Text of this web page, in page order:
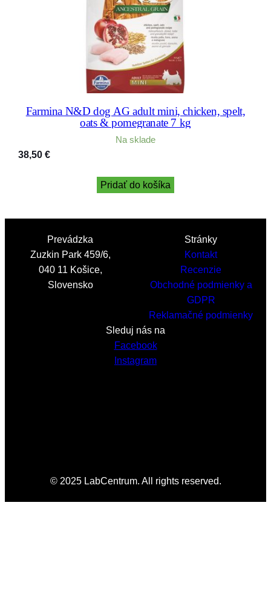
Farmina N&D dog AG adult mini, chicken, spelt,
oats & pomegranate 7 kg
Na sklade
38,50 €
Pridať do košíka
Prevádzka
Zuzkin Park 459/6,
040 11 Košice,
Slovensko
Stránky
Kontakt
Recenzie
Obchodné podmienky a
GDPR
Reklamačné podmienky
Sleduj nás na
Facebook
Instagram
© 2025 LabCentrum. All rights reserved.